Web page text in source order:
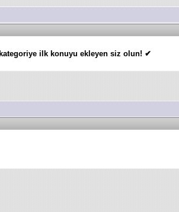
ilk konuyu ekleyen siz olun! ✔